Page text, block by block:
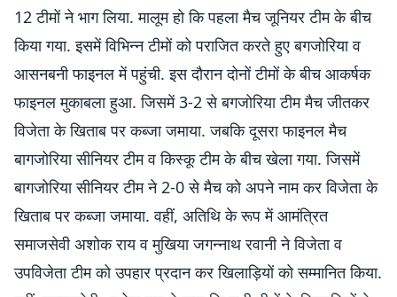
12 टीमों ने भाग लिया. मालूम हो कि पहला मैच जूनियर टीम के बीच
किया गया. इसमें विभिन्न टीमों को पराजित करते हुए बगजोरिया व
आसनबनी फाइनल में पहुंची. इस दौरान दोनों टीमों के बीच आकर्षक
फाइनल मुकाबला हुआ. जिसमें 3-2 से बगजोरिया टीम मैच जीतकर
विजेता के खिताब पर कब्जा जमाया. जबकि दूसरा फाइनल मैच
बागजोरिया सीनियर टीम व किस्कू टीम के बीच खेला गया. जिसमें
बागजोरिया सीनियर टीम ने 2-0 से मैच को अपने नाम कर विजेता के
खिताब पर कब्जा जमाया. वहीं, अतिथि के रूप में आमंत्रित
समाजसेवी अशोक राय व मुखिया जगन्नाथ रवानी ने विजेता व
उपविजेता टीम को उपहार प्रदान कर खिलाड़ियों को सम्मानित किया.